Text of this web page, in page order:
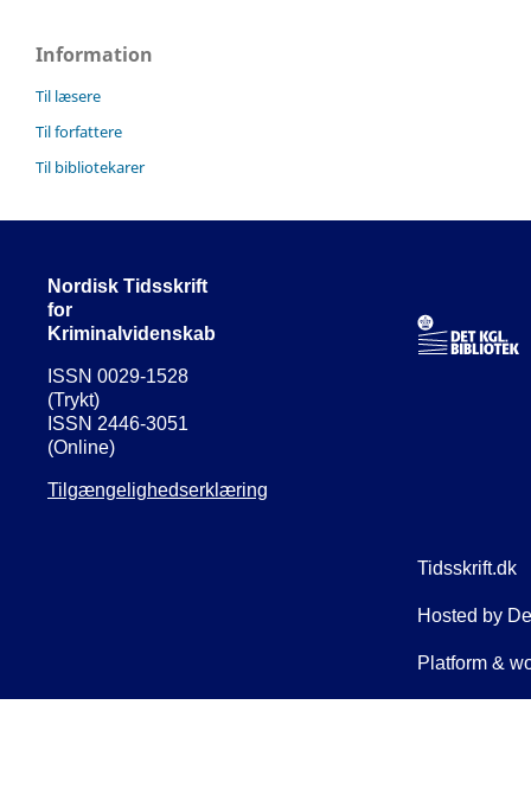
Information
Til læsere
Til forfattere
Til bibliotekarer
Nordisk Tidsskrift
for
Kriminalvidenskab
ISSN 0029-1528
(Trykt)
ISSN 2446-3051
(Online)
Tilgængelighedserklæring